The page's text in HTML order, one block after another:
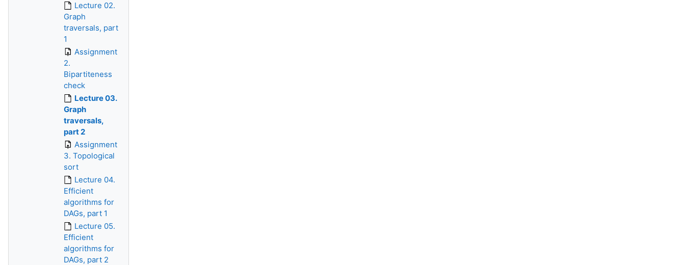
Lecture 02.
Graph
traversals, part
1
Assignment
2.
Bipartiteness
check
Lecture 03.
Graph
traversals,
part 2
Assignment
3. Topological
sort
Lecture 04.
Efficient
algorithms for
DAGs, part 1
Lecture 05.
Efficient
algorithms for
DAGs, part 2